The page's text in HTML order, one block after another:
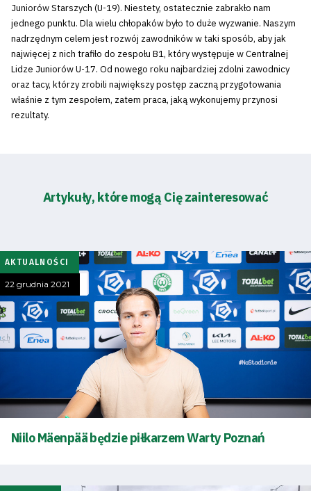
Juniorów Starszych (U-19). Niestety, ostatecznie zabrakło nam
jednego punktu. Dla wielu chłopaków było to duże wyzwanie. Naszym
nadrzędnym celem jest rozwój zawodników w taki sposób, aby jak
najwięcej z nich trafiło do zespołu B1, który występuje w Centralnej
Lidze Juniorów U-17. Od nowego roku najbardziej zdolni zawodnicy
oraz tacy, którzy zrobili największy postęp zaczną przygotowania
właśnie z tym zespołem, zatem praca, jaką wykonujemy przynosi
rezultaty.
Artykuły, które mogą Cię zainteresować
AKTUALNOŚCI
22 grudnia 2021
Niilo Mäenpää będzie piłkarzem Warty Poznań